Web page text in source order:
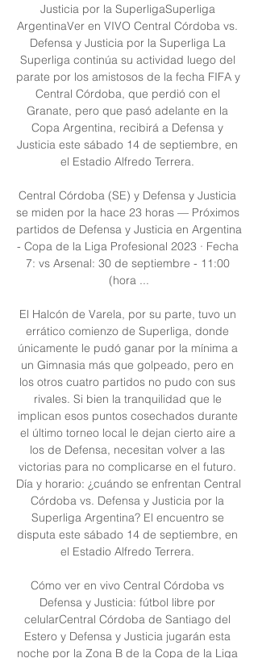
Justicia por la SuperligaSuperliga
ArgentinaVer en VIVO Central Córdoba vs.
Defensa y Justicia por la Superliga La
Superliga continúa su actividad luego del
parate por los amistosos de la fecha FIFA y
Central Córdoba, que perdió con el
Granate, pero que pasó adelante en la
Copa Argentina, recibirá a Defensa y
Justicia este sábado 14 de septiembre, en
el Estadio Alfredo Terrera.
Central Córdoba (SE) y Defensa y Justicia
se miden por la hace 23 horas — Próximos
partidos de Defensa y Justicia en Argentina
- Copa de la Liga Profesional 2023 · Fecha
7: vs Arsenal: 30 de septiembre - 11:00
(hora ...
El Halcón de Varela, por su parte, tuvo un
errático comienzo de Superliga, donde
únicamente le pudó ganar por la mínima a
un Gimnasia más que golpeado, pero en
los otros cuatro partidos no pudo con sus
rivales. Si bien la tranquilidad que le
implican esos puntos cosechados durante
el último torneo local le dejan cierto aire a
los de Defensa, necesitan volver a las
victorias para no complicarse en el futuro.
Día y horario: ¿cuándo se enfrentan Central
Córdoba vs. Defensa y Justicia por la
Superliga Argentina? El encuentro se
disputa este sábado 14 de septiembre, en
el Estadio Alfredo Terrera.
Cómo ver en vivo Central Córdoba vs
Defensa y Justicia: fútbol libre por
celularCentral Córdoba de Santiago del
Estero y Defensa y Justicia jugarán esta
noche por la Zona B de la Copa de la Liga